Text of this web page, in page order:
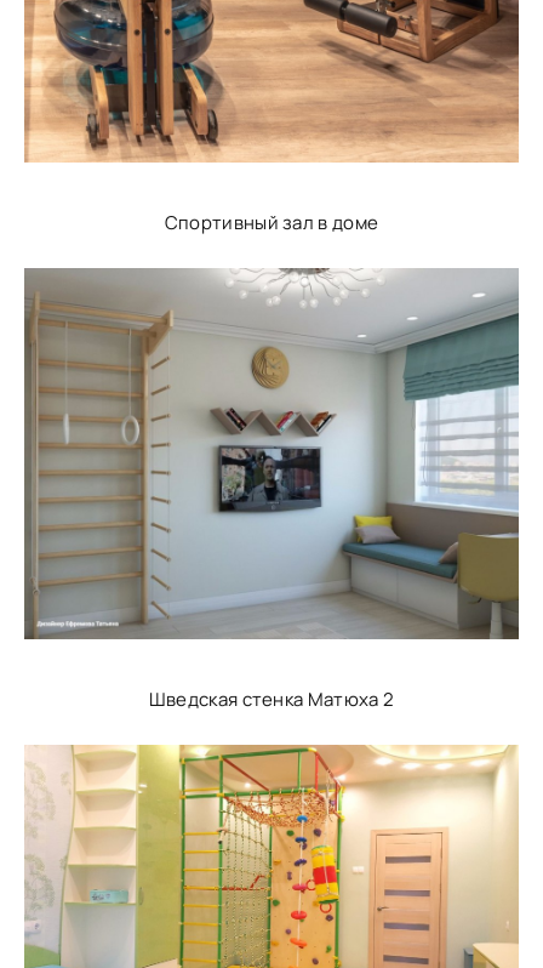
Спортивный зал в доме
Шведская стенка Матюха 2